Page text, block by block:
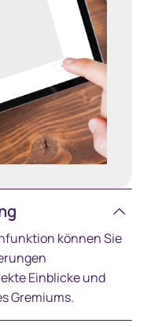
können Sie
Einblicke und
Gremiums.